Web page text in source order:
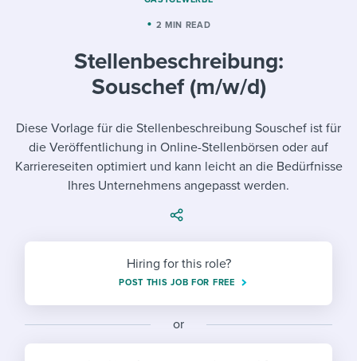
Topics
Mobilizing AI in my work
Evaluating candidates
Working together with others
Maintaining hiring pipelines
Developing & retaining people
Ensuring compliance
Finding and attracting people
Templates & Guides
Job description templates
Policy templates
Onboarding checklists
Step-by-step tutorials
Free ebooks & reports
I’m a jobseeker
I WANT TO LEARN ABOUT...
Pay & benefits
Career development
Modern working life
Attend webinars & events
Workable customer stories
Explore Workable
Request a demo
Start a free trial
2 MIN READ
Stellenbeschreibung:
Souschef (m/w/d)
Diese Vorlage für die Stellenbeschreibung Souschef ist für
die Veröffentlichung in Online-Stellenbörsen oder auf
Karriereseiten optimiert und kann leicht an die Bedürfnisse
Ihres Unternehmens angepasst werden.
Hiring for this role?
POST THIS JOB FOR FREE
or